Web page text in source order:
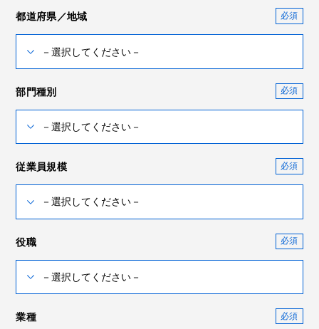
都道府県／地域
部門種別
従業員規模
役職
業種